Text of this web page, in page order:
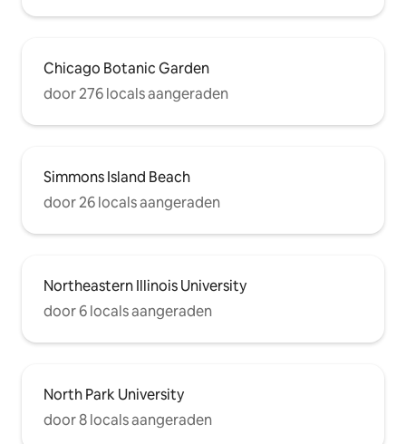
Chicago Botanic Garden
door 276 locals aangeraden
Simmons Island Beach
door 26 locals aangeraden
Northeastern Illinois University
door 6 locals aangeraden
North Park University
door 8 locals aangeraden